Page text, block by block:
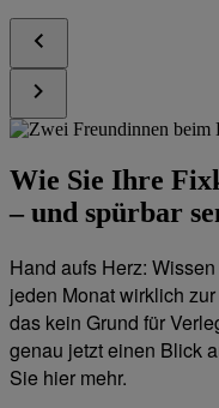
Wie Sie Ihre
– und spürbar
Hand aufs Herz:
jeden Monat wirklich
das kein Grund für
genau jetzt einen Blick
Sie hier mehr.